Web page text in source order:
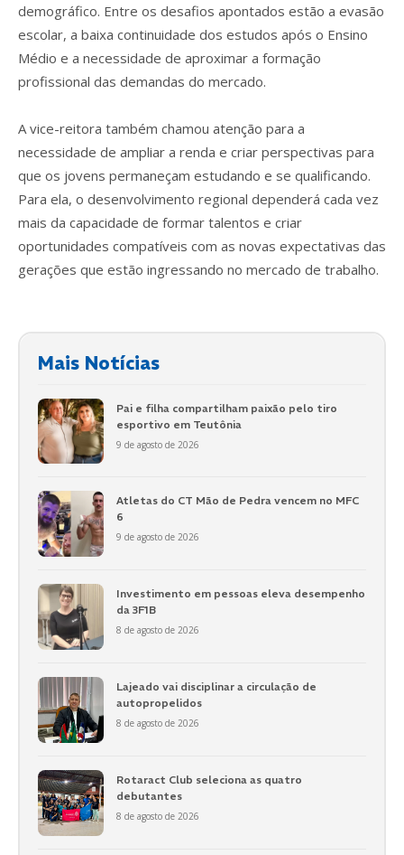
demográfico. Entre os desafios apontados estão a evasão
escolar, a baixa continuidade dos estudos após o Ensino
Médio e a necessidade de aproximar a formação
profissional das demandas do mercado.
A vice-reitora também chamou atenção para a
necessidade de ampliar a renda e criar perspectivas para
que os jovens permaneçam estudando e se qualificando.
Para ela, o desenvolvimento regional dependerá cada vez
mais da capacidade de formar talentos e criar
oportunidades compatíveis com as novas expectativas das
gerações que estão ingressando no mercado de trabalho.
Mais Notícias
Pai e filha compartilham paixão pelo tiro
esportivo em Teutônia
9 de agosto de 2026
Atletas do CT Mão de Pedra vencem no MFC
6
9 de agosto de 2026
Investimento em pessoas eleva desempenho
da 3F1B
8 de agosto de 2026
Lajeado vai disciplinar a circulação de
autopropelidos
8 de agosto de 2026
Rotaract Club seleciona as quatro
debutantes
8 de agosto de 2026